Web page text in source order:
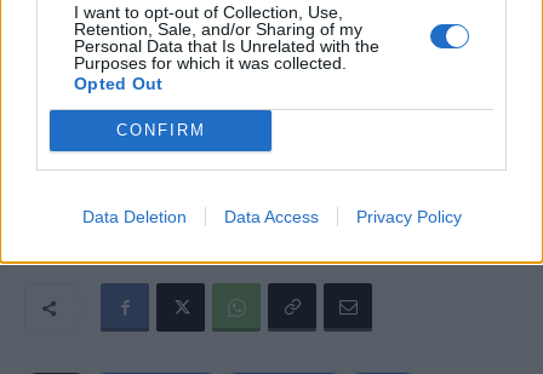
I want to opt-out of Collection, Use,
Retention, Sale, and/or Sharing of my
Personal Data that Is Unrelated with the
Purposes for which it was collected.
Opted Out
CONFIRM
Data Deletion Data Access Privacy Policy
Seuraa Gekkosta Instagramissa
Teksti: Toimitus